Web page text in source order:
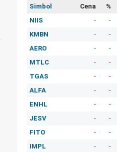
Simbol
Cena %
NIIS
- -
KMBN
- -
AERO
- -
MTLC
- -
TGAS
- -
ALFA
- -
ENHL
- -
JESV
- -
FITO
- -
IMPL
- -